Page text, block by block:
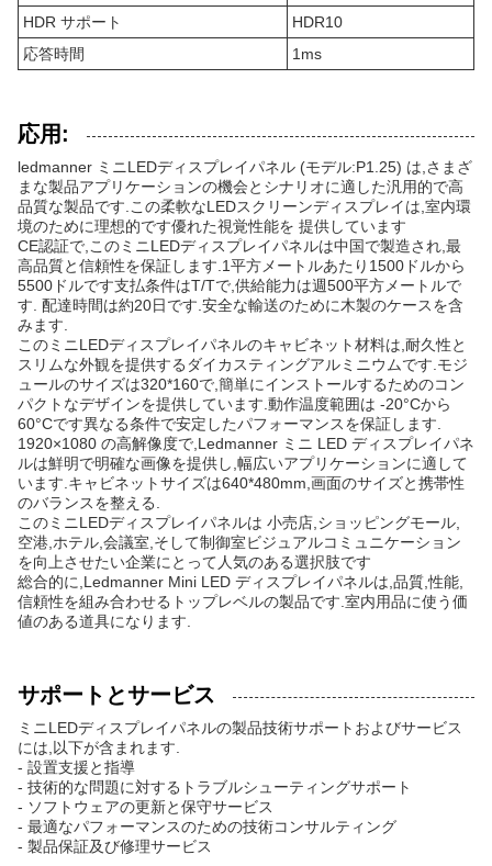
HDR サポート
HDR10
応答時間
1ms
応用:
ledmanner ミニLEDディスプレイパネル (モデル:P1.25) は,さまざ
まな製品アプリケーションの機会とシナリオに適した汎用的で高
品質な製品です.この柔軟なLEDスクリーンディスプレイは,室内環
境のために理想的です優れた視覚性能を 提供しています
CE認証で,このミニLEDディスプレイパネルは中国で製造され,最
高品質と信頼性を保証します.1平方メートルあたり1500ドルから
5500ドルです支払条件はT/Tで,供給能力は週500平方メートルで
す. 配達時間は約20日です.安全な輸送のために木製のケースを含
みます.
このミニLEDディスプレイパネルのキャビネット材料は,耐久性と
スリムな外観を提供するダイカスティングアルミニウムです.モジ
ュールのサイズは320*160で,簡単にインストールするためのコン
パクトなデザインを提供しています.動作温度範囲は -20°Cから
60°Cです異なる条件で安定したパフォーマンスを保証します.
1920×1080 の高解像度で,Ledmanner ミニ LED ディスプレイパネ
ルは鮮明で明確な画像を提供し,幅広いアプリケーションに適して
います.キャビネットサイズは640*480mm,画面のサイズと携帯性
のバランスを整える.
このミニLEDディスプレイパネルは 小売店,ショッピングモール,
空港,ホテル,会議室,そして制御室ビジュアルコミュニケーション
を向上させたい企業にとって人気のある選択肢です
総合的に,Ledmanner Mini LED ディスプレイパネルは,品質,性能,
信頼性を組み合わせるトップレベルの製品です.室内用品に使う価
値のある道具になります.
サポートとサービス
ミニLEDディスプレイパネルの製品技術サポートおよびサービス
には,以下が含まれます.
- 設置支援と指導
- 技術的な問題に対するトラブルシューティングサポート
- ソフトウェアの更新と保守サービス
- 最適なパフォーマンスのための技術コンサルティング
- 製品保証及び修理サービス